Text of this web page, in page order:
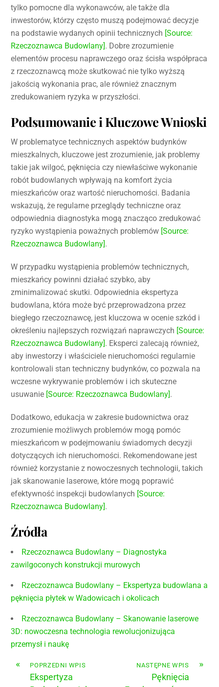
tylko pomocne dla wykonawców, ale także dla
inwestorów, którzy często muszą podejmować decyzje
na podstawie wydanych opinii technicznych [Source:
Rzeczoznawca Budowlany]. Dobre zrozumienie
elementów procesu naprawczego oraz ścisła współpraca
z rzeczoznawcą może skutkować nie tylko wyższą
jakością wykonania prac, ale również znacznym
zredukowaniem ryzyka w przyszłości.
Podsumowanie i Kluczowe Wnioski
W problematyce technicznych aspektów budynków
mieszkalnych, kluczowe jest zrozumienie, jak problemy
takie jak wilgoć, pęknięcia czy niewłaściwe wykonanie
robót budowlanych wpływają na komfort życia
mieszkańców oraz wartość nieruchomości. Badania
wskazują, że regularne przeglądy techniczne oraz
odpowiednia diagnostyka mogą znacząco zredukować
ryzyko wystąpienia poważnych problemów [Source:
Rzeczoznawca Budowlany].
W przypadku wystąpienia problemów technicznych,
mieszkańcy powinni działać szybko, aby
zminimalizować skutki. Odpowiednia ekspertyza
budowlana, która może być przeprowadzona przez
biegłego rzeczoznawcę, jest kluczowa w ocenie szkód i
określeniu najlepszych rozwiązań naprawczych [Source:
Rzeczoznawca Budowlany]. Eksperci zalecają również,
aby inwestorzy i właściciele nieruchomości regularnie
kontrolowali stan techniczny budynków, co pozwala na
wczesne wykrywanie problemów i ich skuteczne
usuwanie [Source: Rzeczoznawca Budowlany].
Dodatkowo, edukacja w zakresie budownictwa oraz
zrozumienie możliwych problemów mogą pomóc
mieszkańcom w podejmowaniu świadomych decyzji
dotyczących ich nieruchomości. Rekomendowane jest
również korzystanie z nowoczesnych technologii, takich
jak skanowanie laserowe, które mogą poprawić
efektywność inspekcji budowlanych [Source:
Rzeczoznawca Budowlany].
Źródła
Rzeczoznawca Budowlany – Diagnostyka
zawilgoconych konstrukcji murowych
Rzeczoznawca Budowlany – Ekspertyza budowlana a
pęknięcia płytek w Wadowicach i okolicach
Rzeczoznawca Budowlany – Skanowanie laserowe
3D: nowoczesna technologia rewolucjonizująca
przemysł i naukę
« POPRZEDNI WPIS
Ekspertyza
»
NASTĘPNE WPIS
Pęknięcia